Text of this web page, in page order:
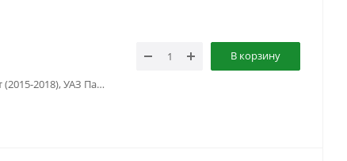
УАЗ Патриот (2005-2015), УАЗ Патриот (2015-2018), УАЗ Патриот (2019-...), УАЗ Патриот пикап (2008-...), УАЗ Профи, УАЗ Симбир (2000-2005), УАЗ Хантер (2003-...)
В корзину